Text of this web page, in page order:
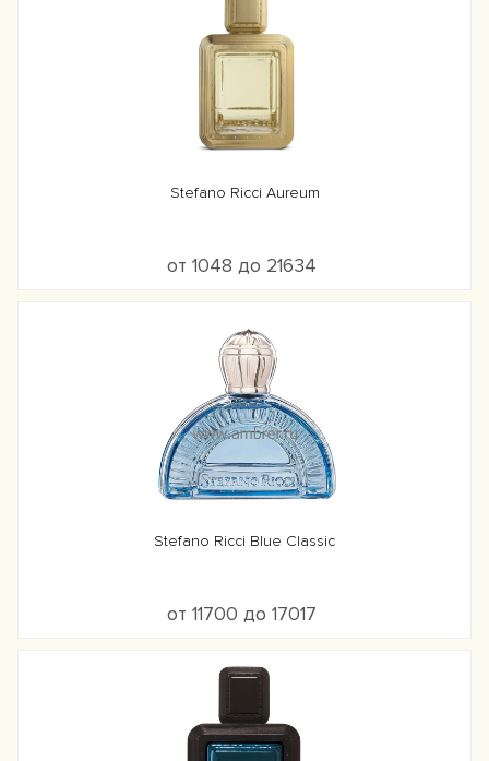
Stefano Ricci Aureum
от 1048 до 21634
Stefano Ricci Blue Classic
от 11700 до 17017